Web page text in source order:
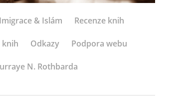
Imigrace & Islám Recenze knih
knih Odkazy Podpora webu
N. Rothbarda